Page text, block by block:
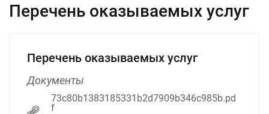
Перечень оказываемых услуг
Перечень оказываемых услуг
Документы
73c80b1383185331b2d7909b346c985b.pd
f